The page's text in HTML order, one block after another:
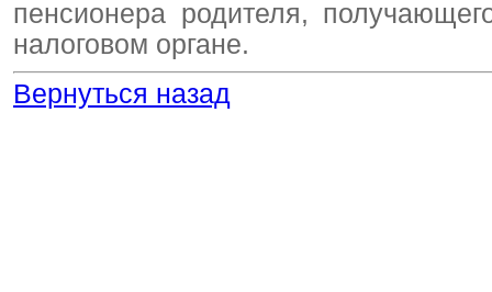
пенсионера родителя,
налоговом органе.
Вернуться назад